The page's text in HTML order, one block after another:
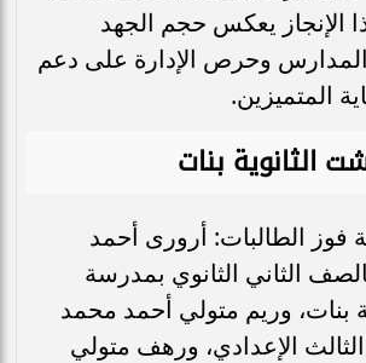
الإنجاز يعكس حجم الجهد
وحرص الإدارة على دعم
المتميزين.
الثانوية بنات
فوز الطالبات: أرورى أحمد
الثاني الثانوي بمدرسة
بنات، وريم متولي أحمد محمد
الإعدادي، ورهف متولي